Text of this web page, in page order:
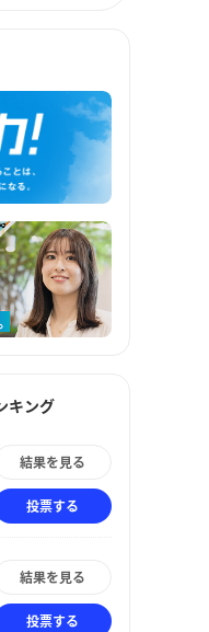
キング
結果を見る
投票する
結果を見る
投票する